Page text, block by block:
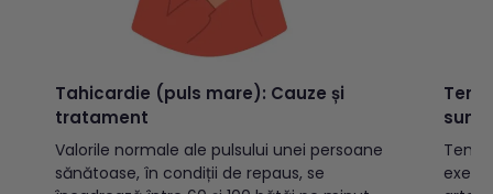
Tahicardie (puls mare): Cauze și
tratament
Valorile normale ale pulsului unei persoane
sănătoase, în condiții de repaus, se
sunt